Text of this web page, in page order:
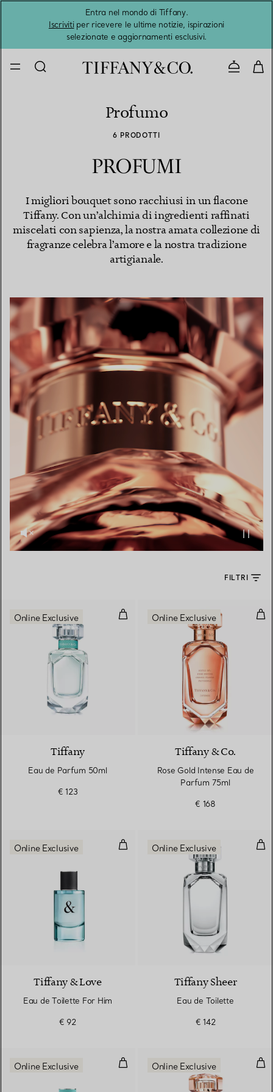
Entra nel mondo di Tiffany.
Iscrivitiper ricevere le ultime notizie, ispirazioni
selezionate e aggiornamenti esclusivi.
Profumo
6 PRODOTTI
PROFUMI
I migliori bouquet sono racchiusi in un flacone
Tiffany. Con un’alchimia di ingredienti raffinati
miscelati con sapienza, la nostra amata collezione di
fragranze celebra l’amore e la nostra tradizione
artigianale.
FILTRI
Eau de Parfum 50ml
Online Exclusive
Tiffany
Eau de Parfum 50ml
€ 123
Online Exclusive
Tiffany & Co.
Rose Gold Intense Eau de
Parfum 75ml
€ 168
Eau de Toilette For Him
Online Exclusive
Tiffany & Love
Eau de Toilette For Him
€ 92
Online Exclusive
Tiffany Sheer
Eau de Toilette
€ 142
Eau de Parfum for Her 50 ml
Online Exclusive Online Exclusive